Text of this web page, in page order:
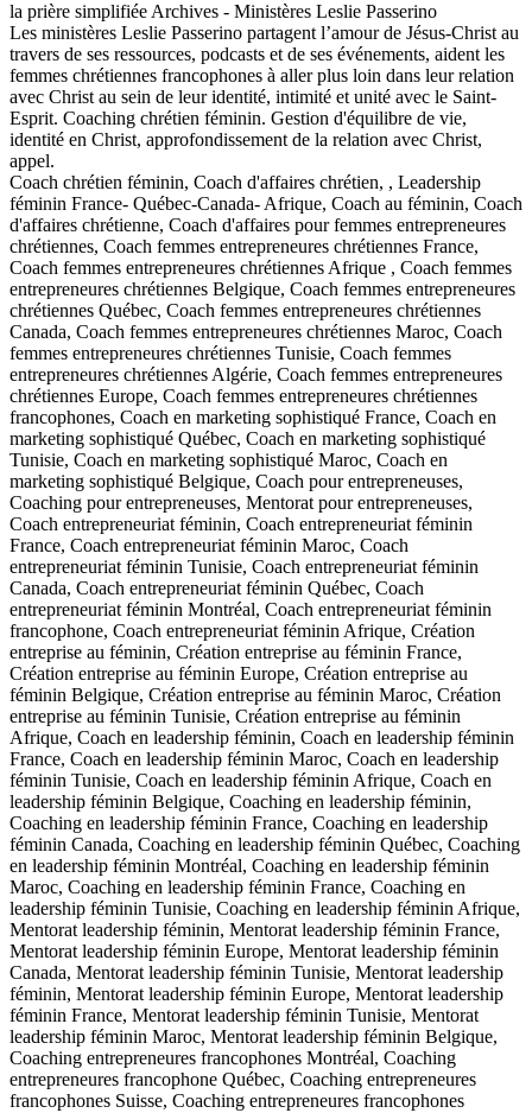
la prière simplifiée Archives - Ministères Leslie Passerino
Les ministères Leslie Passerino partagent l’amour de Jésus-Christ au
travers de ses ressources, podcasts et de ses événements, aident les
femmes chrétiennes francophones à aller plus loin dans leur relation
avec Christ au sein de leur identité, intimité et unité avec le Saint-
Esprit. Coaching chrétien féminin. Gestion d'équilibre de vie,
identité en Christ, approfondissement de la relation avec Christ,
appel.
Coach chrétien féminin, Coach d'affaires chrétien, , Leadership
féminin France- Québec-Canada- Afrique, Coach au féminin, Coach
d'affaires chrétienne, Coach d'affaires pour femmes entrepreneures
chrétiennes, Coach femmes entrepreneures chrétiennes France,
Coach femmes entrepreneures chrétiennes Afrique , Coach femmes
entrepreneures chrétiennes Belgique, Coach femmes entrepreneures
chrétiennes Québec, Coach femmes entrepreneures chrétiennes
Canada, Coach femmes entrepreneures chrétiennes Maroc, Coach
femmes entrepreneures chrétiennes Tunisie, Coach femmes
entrepreneures chrétiennes Algérie, Coach femmes entrepreneures
chrétiennes Europe, Coach femmes entrepreneures chrétiennes
francophones, Coach en marketing sophistiqué France, Coach en
marketing sophistiqué Québec, Coach en marketing sophistiqué
Tunisie, Coach en marketing sophistiqué Maroc, Coach en
marketing sophistiqué Belgique, Coach pour entrepreneuses,
Coaching pour entrepreneuses, Mentorat pour entrepreneuses,
Coach entrepreneuriat féminin, Coach entrepreneuriat féminin
France, Coach entrepreneuriat féminin Maroc, Coach
entrepreneuriat féminin Tunisie, Coach entrepreneuriat féminin
Canada, Coach entrepreneuriat féminin Québec, Coach
entrepreneuriat féminin Montréal, Coach entrepreneuriat féminin
francophone, Coach entrepreneuriat féminin Afrique, Création
entreprise au féminin, Création entreprise au féminin France,
Création entreprise au féminin Europe, Création entreprise au
féminin Belgique, Création entreprise au féminin Maroc, Création
entreprise au féminin Tunisie, Création entreprise au féminin
Afrique, Coach en leadership féminin, Coach en leadership féminin
France, Coach en leadership féminin Maroc, Coach en leadership
féminin Tunisie, Coach en leadership féminin Afrique, Coach en
leadership féminin Belgique, Coaching en leadership féminin,
Coaching en leadership féminin France, Coaching en leadership
féminin Canada, Coaching en leadership féminin Québec, Coaching
en leadership féminin Montréal, Coaching en leadership féminin
Maroc, Coaching en leadership féminin France, Coaching en
leadership féminin Tunisie, Coaching en leadership féminin Afrique,
Mentorat leadership féminin, Mentorat leadership féminin France,
Mentorat leadership féminin Europe, Mentorat leadership féminin
Canada, Mentorat leadership féminin Tunisie, Mentorat leadership
féminin, Mentorat leadership féminin Europe, Mentorat leadership
féminin France, Mentorat leadership féminin Tunisie, Mentorat
leadership féminin Maroc, Mentorat leadership féminin Belgique,
Coaching entrepreneures francophones Montréal, Coaching
entrepreneures francophone Québec, Coaching entrepreneures
francophones Suisse, Coaching entrepreneures francophones